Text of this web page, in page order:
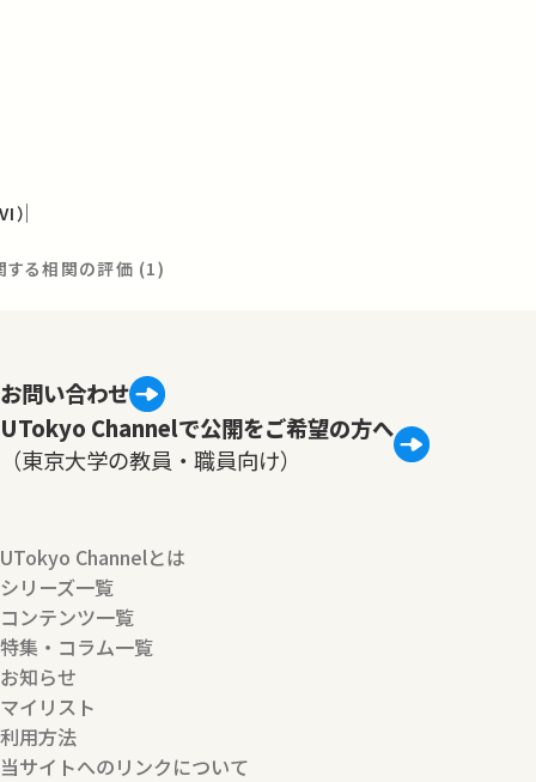
）
る相関の評価 (1)
お問い合わせ
UTokyo Channelで公開をご希望の方へ
（東京大学の教員・職員向け）
UTokyo Channelとは
シリーズ一覧
コンテンツ一覧
特集・コラム一覧
お知らせ
マイリスト
利用方法
当サイトへのリンクについて